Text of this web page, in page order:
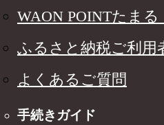
WAON POINTたま
ふるさと納税ご利用
よくあるご質問
手続きガイド